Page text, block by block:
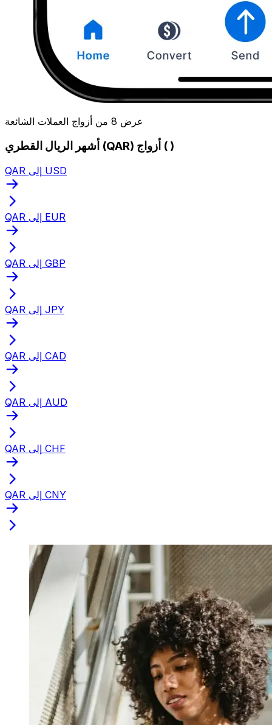
عرض 8 من أزواج العملات الشائعة
أشهر الريال القطري (QAR) أزواج ( )
QAR إلى USD
QAR إلى EUR
QAR إلى GBP
QAR إلى JPY
QAR إلى CAD
QAR إلى AUD
QAR إلى CHF
QAR إلى CNY